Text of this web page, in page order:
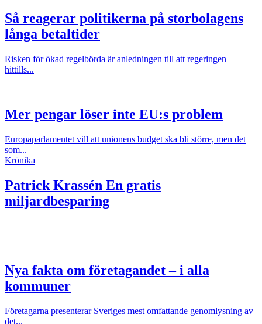
Så reagerar politikerna på storbolagens
långa betaltider
Risken för ökad regelbörda är anledningen till att regeringen
hittills...
Mer pengar löser inte EU:s problem
Europaparlamentet vill att unionens budget ska bli större, men det
som...
Krönika
Patrick Krassén En gratis
miljardbesparing
Nya fakta om företagandet – i alla
kommuner
Företagarna presenterar Sveriges mest omfattande genomlysning av
det...